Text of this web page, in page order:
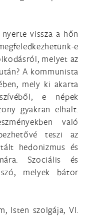
vissza a hőn
e
melyet az
A kommunista
mely ki akarta
e népek
gyakran elhalt.
való
teszi az
hedonizmus és
Szociális és
melyek bátor
Isten szolgája, VI.